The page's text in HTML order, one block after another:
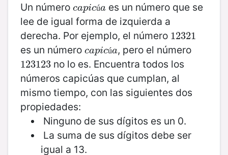
Un número capicúa
capicúaes un número que se
lee de igual forma de izquierda a
derecha. Por ejemplo, el número 12321
12321
es un número capicúa
capicúa, pero el número
123123
123123no lo es. Encuentra todos los
números capicúas que cumplan, al
mismo tiempo, con las siguientes dos
propiedades:
Ninguno de sus dígitos es un 0.
La suma de sus dígitos debe ser
igual a 13.